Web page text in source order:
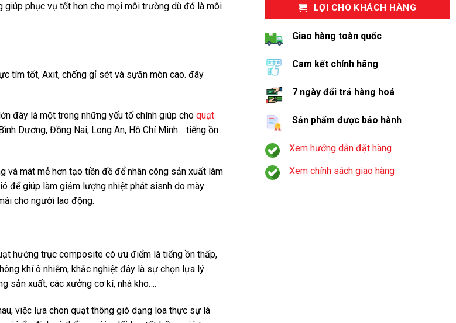
LỢI CHO KHÁCH HÀNG
Giao hàng toàn quốc
Cam kết chính hãng
7 ngày đổi trả hàng hoá
Sản phẩm được bảo hành
Xem hướng dẫn đặt hàng
Xem chính sách giao hàng
phục vụ tốt hơn cho mọi môi trường dù đó là môi
tím tốt, Axit, chống gỉ sét và sựăn mòn cao. đây
đây là một trong những yếu tố chính giúp cho quạt
Dương, Đồng Nai, Long An, Hồ Chí Minh… tiếng ồn
và mát mẻ hơn tạo tiền đề để nhân công sản xuất làm
để giúp làm giảm lượng nhiệt phát sisnh do mày
cho người lao động.
hướng trục composite có ưu điểm là tiếng ồn thấp,
khí ô nhiễm, khắc nghiệt đây là sự chọn lựa lý
sản xuất, các xưởng cơ kí, nhà kho….
việc lựa chon quạt thông gió dạng loa thực sự là